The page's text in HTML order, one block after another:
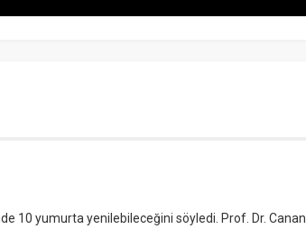
10 yumurta yenilebileceğini söyledi. Prof. Dr. Canan